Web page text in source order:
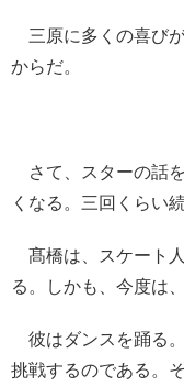
三原に多くの喜び
からだ。
さて、スターの話
くなる。三回くらい
髙橋は、スケート
る。しかも、今度は
彼はダンスを踊る
挑戦するのである。